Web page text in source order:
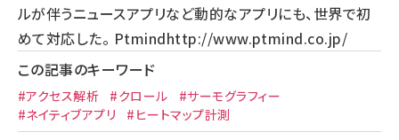
ルが伴うニュースアプリなど動的なアプリにも、世界で初
めて対応した。 Ptmindhttp://www.ptmind.co.jp/
この記事のキーワード
#アクセス解析 #クロール
#サーモグラフィー
#ネイティブアプリ
#ヒートマップ計測